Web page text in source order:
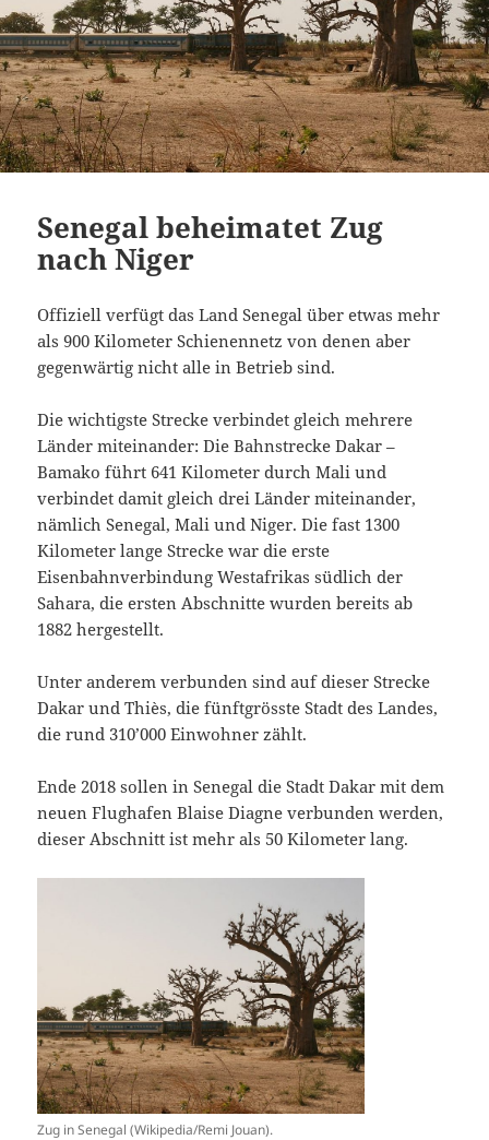
Senegal beheimatet Zug
nach Niger
Offiziell verfügt das Land Senegal über etwas mehr
als 900 Kilometer Schienennetz von denen aber
gegenwärtig nicht alle in Betrieb sind.
Die wichtigste Strecke verbindet gleich mehrere
Länder miteinander: Die Bahnstrecke Dakar –
Bamako führt 641 Kilometer durch Mali und
verbindet damit gleich drei Länder miteinander,
nämlich Senegal, Mali und Niger. Die fast 1300
Kilometer lange Strecke war die erste
Eisenbahnverbindung Westafrikas südlich der
Sahara, die ersten Abschnitte wurden bereits ab
1882 hergestellt.
Unter anderem verbunden sind auf dieser Strecke
Dakar und Thiès, die fünftgrösste Stadt des Landes,
die rund 310’000 Einwohner zählt.
Ende 2018 sollen in Senegal die Stadt Dakar mit dem
neuen Flughafen Blaise Diagne verbunden werden,
dieser Abschnitt ist mehr als 50 Kilometer lang.
Zug in Senegal (Wikipedia/Remi Jouan).